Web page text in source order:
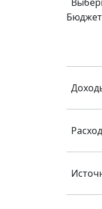
Бюджет